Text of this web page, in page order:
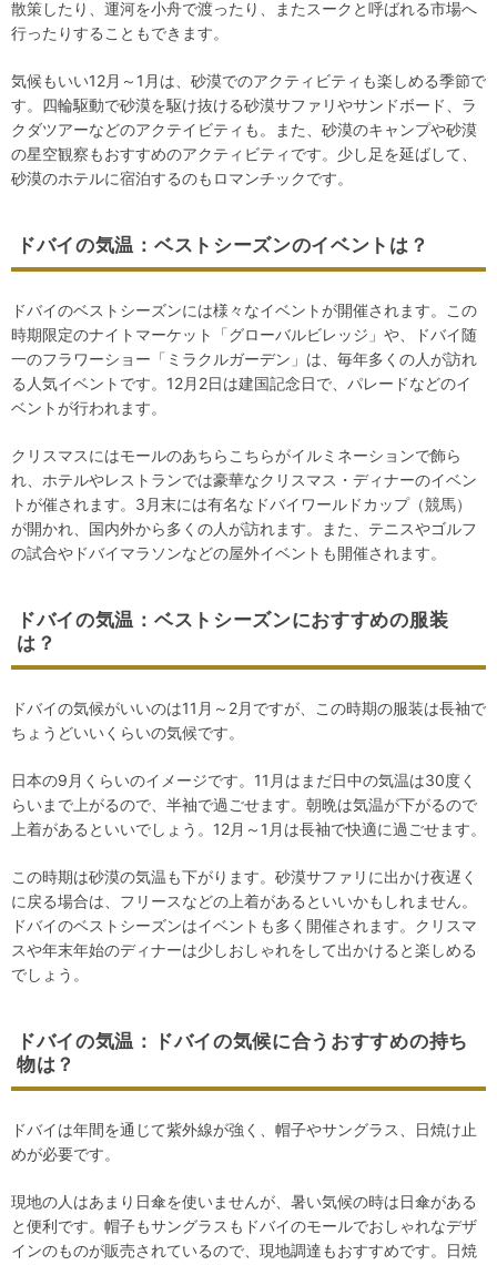
散策したり、運河を小舟で渡ったり、またスークと呼ばれる市場へ
行ったりすることもできます。
気候もいい12月～1月は、砂漠でのアクティビティも楽しめる季節で
す。四輪駆動で砂漠を駆け抜ける砂漠サファリやサンドボード、ラ
クダツアーなどのアクテイビティも。また、砂漠のキャンプや砂漠
の星空観察もおすすめのアクティビティです。少し足を延ばして、
砂漠のホテルに宿泊するのもロマンチックです。
ドバイの気温：ベストシーズンのイベントは？
ドバイのベストシーズンには様々なイベントが開催されます。この
時期限定のナイトマーケット「グローバルビレッジ」や、ドバイ随
一のフラワーショー「ミラクルガーデン」は、毎年多くの人が訪れ
る人気イベントです。12月2日は建国記念日で、パレードなどのイ
ベントが行われます。
クリスマスにはモールのあちらこちらがイルミネーションで飾ら
れ、ホテルやレストランでは豪華なクリスマス・ディナーのイベン
トが催されます。3月末には有名なドバイワールドカップ（競馬）
が開かれ、国内外から多くの人が訪れます。また、テニスやゴルフ
の試合やドバイマラソンなどの屋外イベントも開催されます。
ドバイの気温：ベストシーズンにおすすめの服装
は？
ドバイの気候がいいのは11月～2月ですが、この時期の服装は長袖で
ちょうどいいくらいの気候です。
日本の9月くらいのイメージです。11月はまだ日中の気温は30度く
らいまで上がるので、半袖で過ごせます。朝晩は気温が下がるので
上着があるといいでしょう。12月～1月は長袖で快適に過ごせます。
この時期は砂漠の気温も下がります。砂漠サファリに出かけ夜遅く
に戻る場合は、フリースなどの上着があるといいかもしれません。
ドバイのベストシーズンはイベントも多く開催されます。クリスマ
スや年末年始のディナーは少しおしゃれをして出かけると楽しめる
でしょう。
ドバイの気温：ドバイの気候に合うおすすめの持ち
物は？
ドバイは年間を通じて紫外線が強く、帽子やサングラス、日焼け止
めが必要です。
現地の人はあまり日傘を使いませんが、暑い気候の時は日傘がある
と便利です。帽子もサングラスもドバイのモールでおしゃれなデザ
インのものが販売されているので、現地調達もおすすめです。日焼